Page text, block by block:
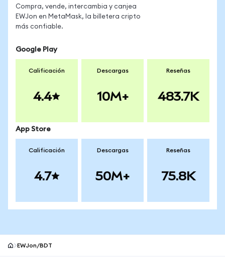
Compra, vende, intercambia y canjea
EWJon en MetaMask, la billetera cripto
más confiable.
Google Play
Calificación
4.4
Descargas
10M+
Reseñas
483.7K
App Store
Calificación
4.7
Descargas
50M+
Reseñas
75.8K
EWJon/BDT